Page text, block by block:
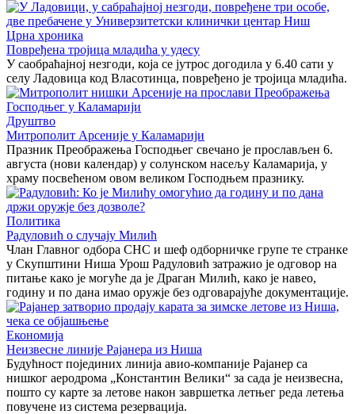
Црна хроника
Повређена тројица младића у удесу
У саобраћајној незгоди, која се јутрос догодила у 6.40 сати у
селу Ладовица код Власотинца, повређено је тројица младића.
Друштво
Митрополит Арсеније у Каламарији
Празник Преображења Господњег свечано је прослављен 6.
августа (нови календар) у солунском насељу Каламарија, у
храму посвећеном овом великом Господњем празнику.
Политика
Радуловић о случају Милић
Члан Главног одбора СНС и шеф одборничке групе те странке
у Скупштини Ниша Урош Радуловић затражио је одговор на
питање како је могуће да је Драган Милић, како је навео,
годину и по дана имао оружје без одговарајуће документације.
Економија
Неизвесне линије Рајанера из Ниша
Будућност појединих линија авио-компаније Рајанер са
нишког аеродрома „Константин Велики“ за сада је неизвесна,
пошто су карте за летове након завршетка летњег реда летења
повучене из система резервација.